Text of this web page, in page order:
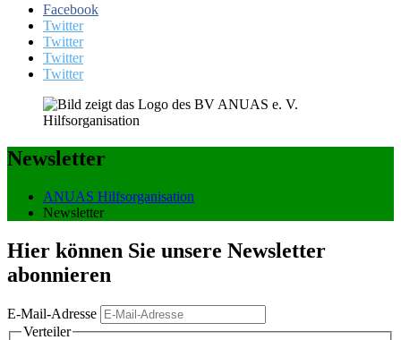
Facebook
Twitter
Twitter
Twitter
Twitter
Newsletter
ANUAS Hilfsorganisation
Newsletter
Hier können Sie unsere Newsletter
abonnieren
E-Mail-Adresse
Verteiler